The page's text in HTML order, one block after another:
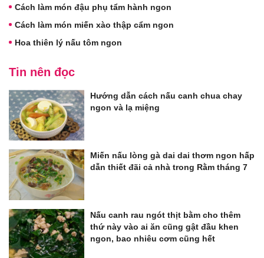
Cách làm món đậu phụ tẩm hành ngon
Cách làm món miến xào thập cẩm ngon
Hoa thiên lý nấu tôm ngon
Tin nên đọc
Hướng dẫn cách nấu canh chua chay
ngon và lạ miệng
Miến nấu lòng gà dai dai thơm ngon hấp
dẫn thiết đãi cả nhà trong Rằm tháng 7
Nấu canh rau ngót thịt bằm cho thêm
thứ này vào ai ăn cũng gật đầu khen
ngon, bao nhiêu cơm cũng hết